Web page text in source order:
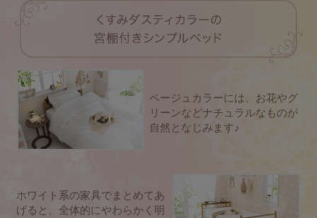
ベージュカラーには、お花やグ
リーンなどナチュラルなものが
自然となじみます♪
ホワイト系の家具でまとめてあ
げると、全体的にやわらかく明